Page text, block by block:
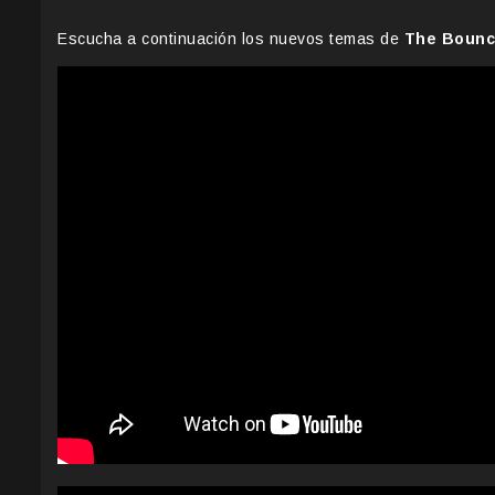
Escucha a continuación los nuevos temas de The